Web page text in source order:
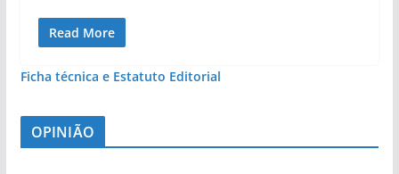
Read More
Ficha técnica e Estatuto Editorial
OPINIÃO